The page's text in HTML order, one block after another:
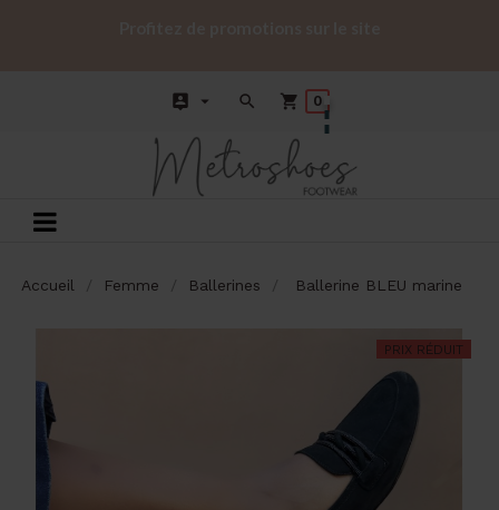
 0

 
navigation
Accueil Femme Ballerines Ballerine BLEU marine
PRIX RÉDUIT